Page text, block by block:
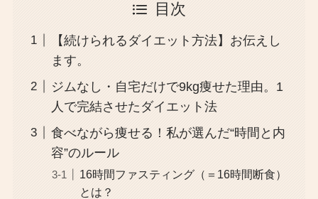
目次
【続けられるダイエット方法】お伝えし
ます。
ジムなし・自宅だけで9kg痩せた理由。1
人で完結させたダイエット法
食べながら痩せる！私が選んだ“時間と内
容”のルール
16時間ファスティング（＝16時間断食）
とは？